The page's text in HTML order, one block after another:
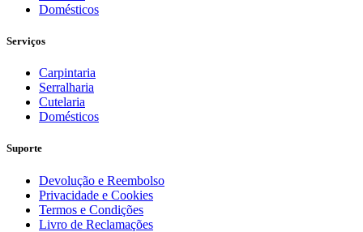
Domésticos
Serviços
Carpintaria
Serralharia
Cutelaria
Domésticos
Suporte
Devolução e Reembolso
Privacidade e Cookies
Termos e Condições
Livro de Reclamações